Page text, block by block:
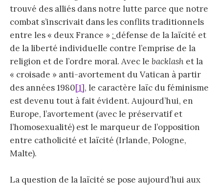
trouvé des alliés dans notre lutte parce que notre
combat s’inscrivait dans les conflits traditionnels
entre les « deux France » : défense de la laïcité et
de la liberté individuelle contre l’emprise de la
religion et de l’ordre moral. Avec le backlash et la
« croisade » anti-avortement du Vatican à partir
des années 1980[1], le caractère laïc du féminisme
est devenu tout à fait évident. Aujourd’hui, en
Europe, l’avortement (avec le préservatif et
l’homosexualité) est le marqueur de l’opposition
entre catholicité et laïcité (Irlande, Pologne,
Malte).
La question de la laïcité se pose aujourd’hui aux